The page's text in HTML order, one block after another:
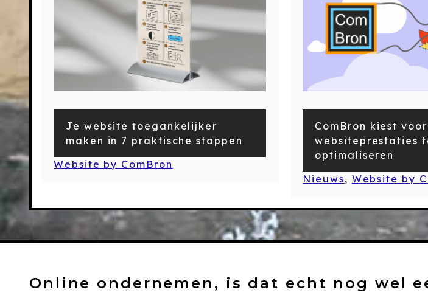
Je website toegankelijker
maken in 7 praktische stappen
Website by ComBron
ComBron kiest
websiteprestaties
optimaliseren
Nieuws, Website by
Online ondernemen, is dat echt nog wel